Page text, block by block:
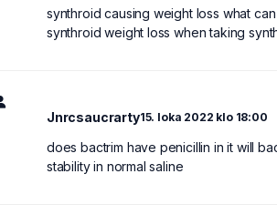
synthroid causing weight loss what
synthroid weight loss when taking
Jnrcsaucrarty15. loka 2022 klo 18:00
does bactrim have penicillin in it will
stability in normal saline